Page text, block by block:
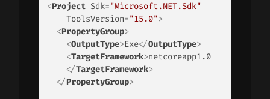
<Project Sdk="Microsoft.NET.Sdk"
ToolsVersion="15.0">
<PropertyGroup>
<OutputType>Exe</OutputType>
<TargetFramework>netcoreapp1.0
</TargetFramework>
</PropertyGroup>